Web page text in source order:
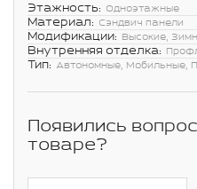
Этажность: Одноэтажные
Материал: Сэндвич панели
Модификации: Высокие,
Внутренняя отделка:
Тип: Автономные, Мобильные,
Появились
товаре?